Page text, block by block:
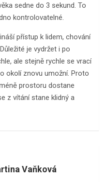
sedne do 3 sekund. To
kontrolovatelné.
přístup k lidem, chování
je vydržet i po
ale stejně rychle se vrací
okolí znovu umožní. Proto
prostoru dostane
z vítání stane klidný a
Vaňková